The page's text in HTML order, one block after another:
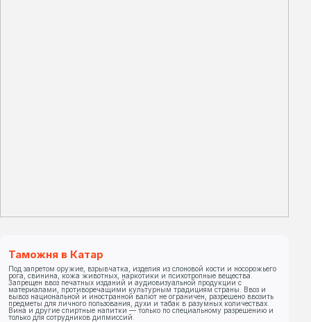
Таможня в Катар
Под запретом оружие, взрывчатка, изделия из слоновой кости и носорожьего
рога, свинина, кожа животных, наркотики и психотропные вещества.
Запрещен ввоз печатных изданий и аудиовизуальной продукции с
материалами, противоречащими культурным традициям страны. Ввоз и
вывоз национальной и иностранной валют не ограничен, разрешено ввозить
предметы для личного пользования, духи и табак в разумных количествах.
Вина и другие спиртные напитки — только по специальному разрешению и
только для сотрудников дипмиссий.